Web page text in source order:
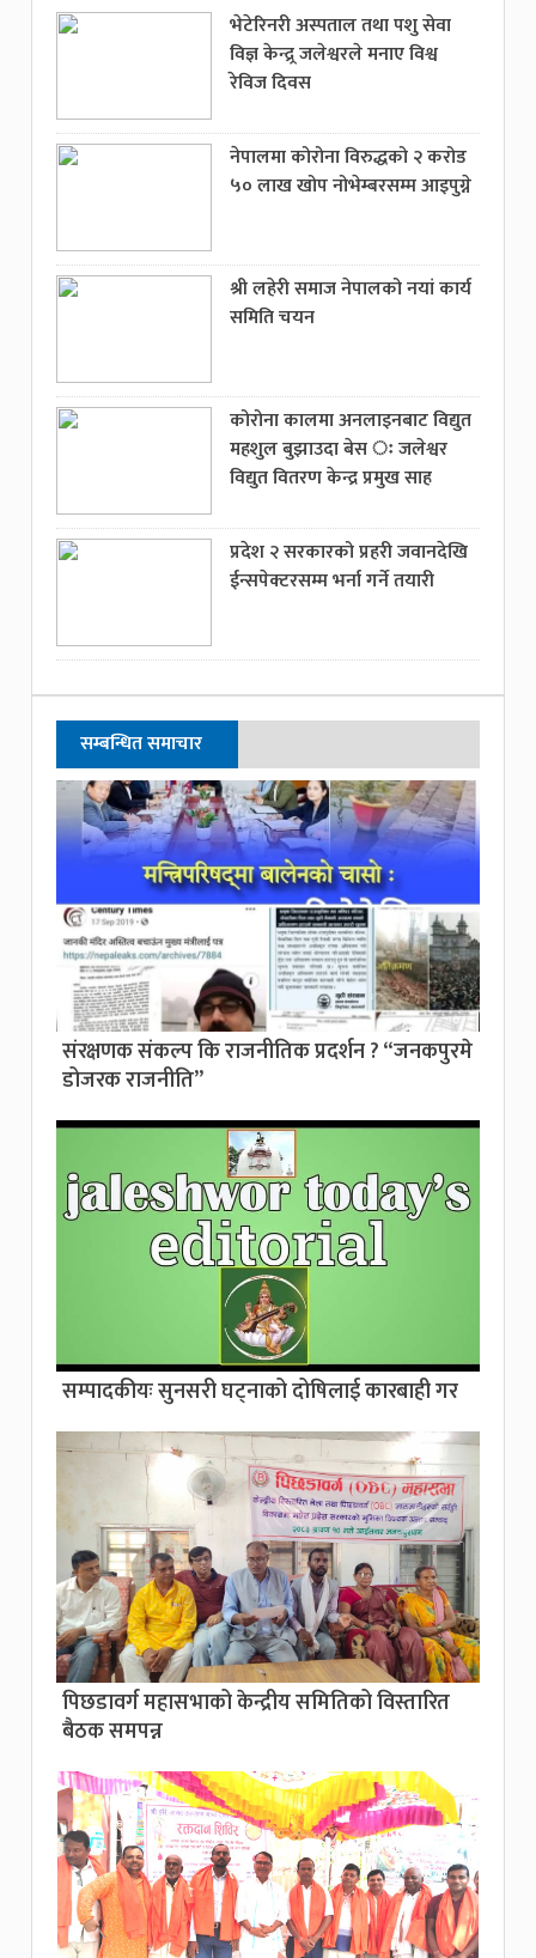
भेटेरिनरी अस्पताल तथा पशु सेवा
विज्ञ केन्द्र्र जलेश्वरले मनाए विश्व
रेविज दिवस
नेपालमा कोरोना विरुद्धको २ करोड
५० लाख खोप नोभेम्बरसम्म आइपुग्ने
श्री लहेरी समाज नेपालको नयां कार्य
समिति चयन
कोरोना कालमा अनलाइनबाट विद्युत
महशुल बुझाउदा बेस ः जलेश्वर
विद्युत वितरण केन्द्र प्रमुख साह
प्रदेश २ सरकारको प्रहरी जवानदेखि
ईन्सपेक्टरसम्म भर्ना गर्ने तयारी
सम्बन्धित समाचार
संरक्षणक संकल्प कि राजनीतिक प्रदर्शन ? “जनकपुरमे
डोजरक राजनीति”
सम्पादकीयः सुनसरी घट्नाको दोषिलाई कारबाही गर
पिछडावर्ग महासभाको केन्द्रीय समितिको विस्तारित
बैठक समपन्न